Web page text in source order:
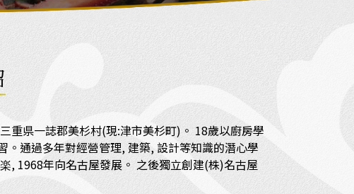
重県一誌郡美杉村(現:津市美杉町)。 18歲以廚房學
。通過多年對經營管理, 建築, 設計等知識的潛心學
, 1968年向名古屋發展。 之後獨立創建(株)名古屋